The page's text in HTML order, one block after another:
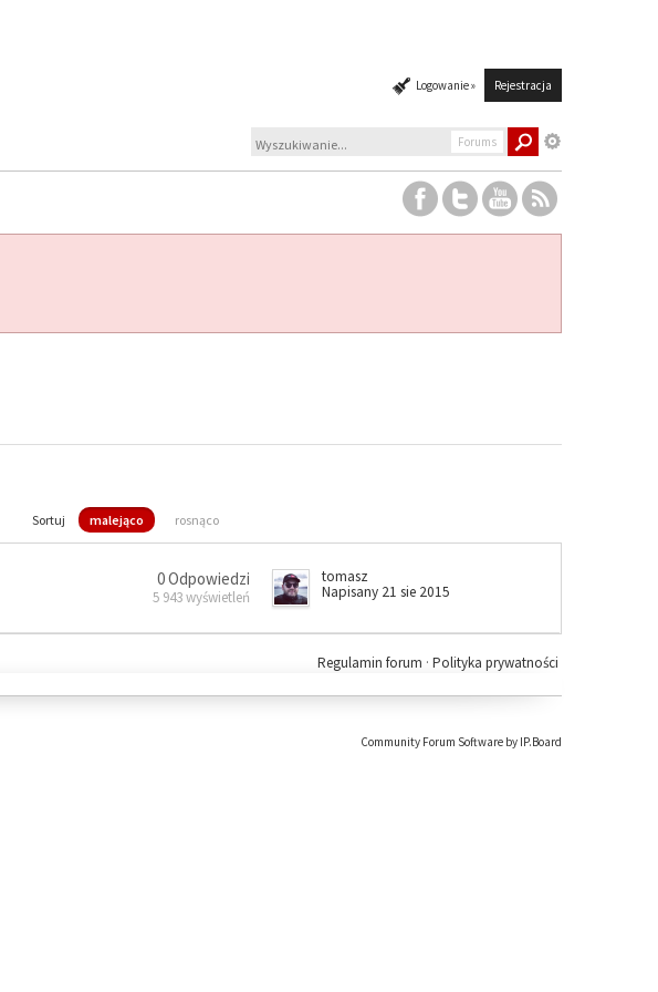
Logowanie » Rejestracja
Forums
Sortuj malejąco rosnąco
0 Odpowiedzi
5 943 wyświetleń
tomasz
Napisany 21 sie 2015
Polityka prywatności
Regulamin forum ·
Community Forum Software by IP.Board